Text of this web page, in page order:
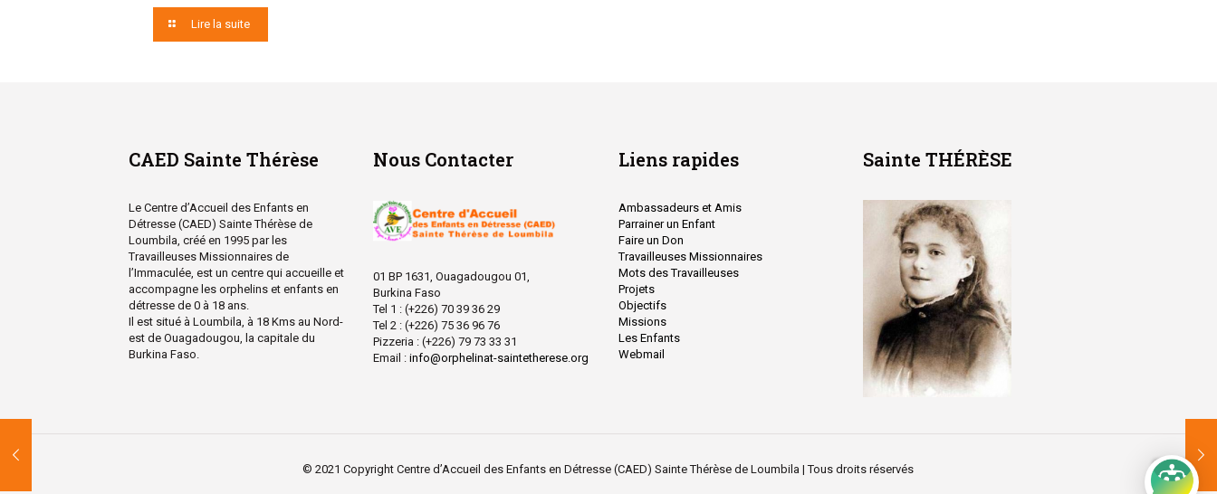
Lire la suite
CAED Sainte Thérèse
Le Centre d’Accueil des Enfants en
Détresse (CAED) Sainte Thérèse de
Loumbila, créé en 1995 par les
Travailleuses Missionnaires de
l’Immaculée, est un centre qui accueille et
accompagne les orphelins et enfants en
détresse de 0 à 18 ans.
Il est situé à Loumbila, à 18 Kms au Nord-
est de Ouagadougou, la capitale du
Burkina Faso.
Nous Contacter
01 BP 1631, Ouagadougou 01,
Burkina Faso
Tel 1 : (+226) 70 39 36 29
Tel 2 : (+226) 75 36 96 76
Pizzeria : (+226) 79 73 33 31
Email :info@orphelinat-saintetherese.org
Liens rapides
Ambassadeurs et Amis
Parrainer un Enfant
Faire un Don
Travailleuses Missionnaires
Mots des Travailleuses
Projets
Objectifs
Missions
Les Enfants
Webmail
Sainte THÉRÈSE
© 2021 Copyright Centre d’Accueil des Enfants en Détresse (CAED) Sainte Thérèse de Loumbila | Tous droits réservés